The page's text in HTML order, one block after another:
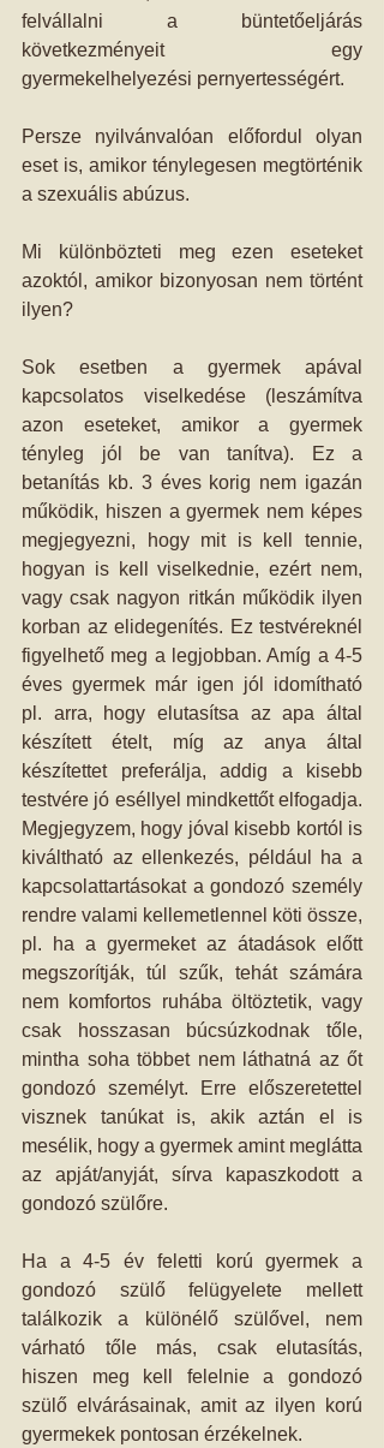
felvállalni a büntetőeljárás
következményeit egy
gyermekelhelyezési pernyertességért.
Persze nyilvánvalóan előfordul olyan
eset is, amikor ténylegesen megtörténik
a szexuális abúzus.
Mi különbözteti meg ezen eseteket
azoktól, amikor bizonyosan nem történt
ilyen?
Sok esetben a gyermek apával
kapcsolatos viselkedése (leszámítva
azon eseteket, amikor a gyermek
tényleg jól be van tanítva). Ez a
betanítás kb. 3 éves korig nem igazán
működik, hiszen a gyermek nem képes
megjegyezni, hogy mit is kell tennie,
hogyan is kell viselkednie, ezért nem,
vagy csak nagyon ritkán működik ilyen
korban az elidegenítés. Ez testvéreknél
figyelhető meg a legjobban. Amíg a 4-5
éves gyermek már igen jól idomítható
pl. arra, hogy elutasítsa az apa által
készített ételt, míg az anya által
készítettet preferálja, addig a kisebb
testvére jó eséllyel mindkettőt elfogadja.
Megjegyzem, hogy jóval kisebb kortól is
kiváltható az ellenkezés, például ha a
kapcsolattartásokat a gondozó személy
rendre valami kellemetlennel köti össze,
pl. ha a gyermeket az átadások előtt
megszorítják, túl szűk, tehát számára
nem komfortos ruhába öltöztetik, vagy
csak hosszasan búcsúzkodnak tőle,
mintha soha többet nem láthatná az őt
gondozó személyt. Erre előszeretettel
visznek tanúkat is, akik aztán el is
mesélik, hogy a gyermek amint meglátta
az apját/anyját, sírva kapaszkodott a
gondozó szülőre.
Ha a 4-5 év feletti korú gyermek a
gondozó szülő felügyelete mellett
találkozik a különélő szülővel, nem
várható tőle más, csak elutasítás,
hiszen meg kell felelnie a gondozó
szülő elvárásainak, amit az ilyen korú
gyermekek pontosan érzékelnek.